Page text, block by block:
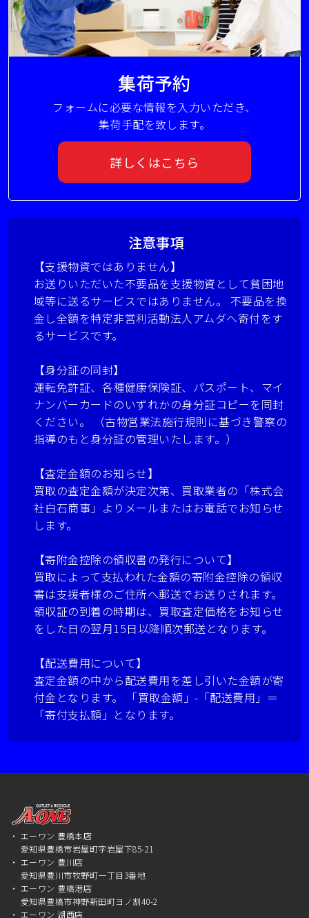
集荷予約
フォームに必要な情報を入力いただき、
集荷手配を致します。
詳しくはこちら
注意事項
【支援物資ではありません】
お送りいただいた不要品を支援物資として貧困地
域等に送るサービスではありません。 不要品を換
金し全額を特定非営利活動法人アムダへ寄付をす
るサービスです。
【身分証の同封】
運転免許証、各種健康保険証、パスポート、マイ
ナンバーカードのいずれかの身分証コピーを同封
ください。 （古物営業法施行規則に基づき警察の
指導のもと身分証の管理いたします。）
【査定金額のお知らせ】
買取の査定金額が決定次第、買取業者の「株式会
社白石商事」よりメールまたはお電話でお知らせ
します。
【寄附金控除の領収書の発行について】
買取によって支払われた金額の寄附金控除の領収
書は支援者様のご住所へ郵送でお送りされます。
領収証の到着の時期は、買取査定価格をお知らせ
をした日の翌月15日以降順次郵送となります。
【配送費用について】
査定金額の中から配送費用を差し引いた金額が寄
付金となります。 「買取金額」-「配送費用」＝
「寄付支払額」となります。
エーワン 豊橋本店
愛知県豊橋市岩屋町字岩屋下85-21
エーワン 豊川店
愛知県豊川市牧野町一丁目3番地
エーワン 豊橋港店
愛知県豊橋市神野新田町ヨノ割40-2
エーワン 湖西店